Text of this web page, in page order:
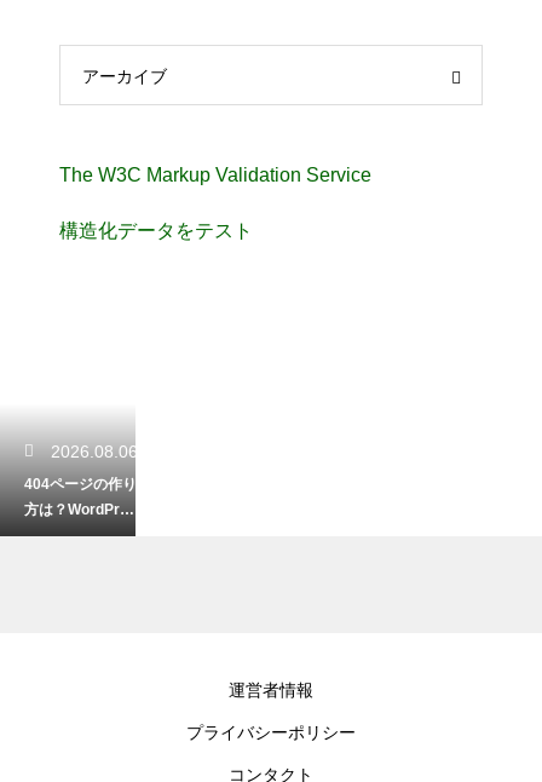
アーカイブ
The W3C Markup Validation Service
構造化データをテスト
2026.08.06
404ページの作り
方は？WordPres
sでエラーページ
運営者情報
プライバシーポリシー
コンタクト